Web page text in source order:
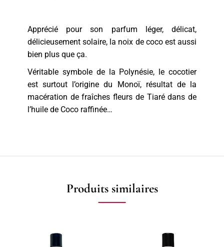
Apprécié pour son parfum léger, délicat,
délicieusement solaire, la noix de coco est aussi
bien plus que ça.
Véritable symbole de la Polynésie, le cocotier
est surtout l’origine du Monoï, résultat de la
macération de fraîches fleurs de Tiaré dans de
l’huile de Coco raffinée…
Produits similaires